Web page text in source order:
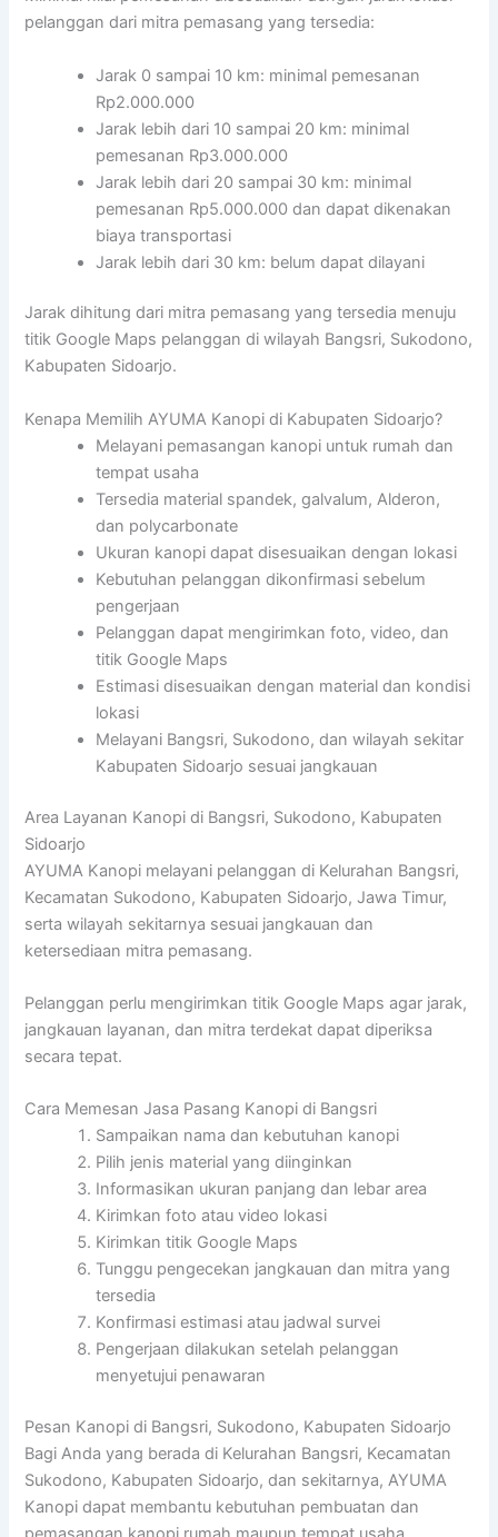
pelanggan dari mitra pemasang yang tersedia:
Jarak 0 sampai 10 km: minimal pemesanan
Rp2.000.000
Jarak lebih dari 10 sampai 20 km: minimal
pemesanan Rp3.000.000
Jarak lebih dari 20 sampai 30 km: minimal
pemesanan Rp5.000.000 dan dapat dikenakan
biaya transportasi
Jarak lebih dari 30 km: belum dapat dilayani
Jarak dihitung dari mitra pemasang yang tersedia menuju
titik Google Maps pelanggan di wilayah Bangsri, Sukodono,
Kabupaten Sidoarjo.
Kenapa Memilih AYUMA Kanopi di Kabupaten Sidoarjo?
Melayani pemasangan kanopi untuk rumah dan
tempat usaha
Tersedia material spandek, galvalum, Alderon,
dan polycarbonate
Ukuran kanopi dapat disesuaikan dengan lokasi
Kebutuhan pelanggan dikonfirmasi sebelum
pengerjaan
Pelanggan dapat mengirimkan foto, video, dan
titik Google Maps
Estimasi disesuaikan dengan material dan kondisi
lokasi
Melayani Bangsri, Sukodono, dan wilayah sekitar
Kabupaten Sidoarjo sesuai jangkauan
Area Layanan Kanopi di Bangsri, Sukodono, Kabupaten
Sidoarjo
AYUMA Kanopi melayani pelanggan di Kelurahan Bangsri,
Kecamatan Sukodono, Kabupaten Sidoarjo, Jawa Timur,
serta wilayah sekitarnya sesuai jangkauan dan
ketersediaan mitra pemasang.
Pelanggan perlu mengirimkan titik Google Maps agar jarak,
jangkauan layanan, dan mitra terdekat dapat diperiksa
secara tepat.
Cara Memesan Jasa Pasang Kanopi di Bangsri
Sampaikan nama dan kebutuhan kanopi
Pilih jenis material yang diinginkan
Informasikan ukuran panjang dan lebar area
Kirimkan foto atau video lokasi
Kirimkan titik Google Maps
Tunggu pengecekan jangkauan dan mitra yang
tersedia
Konfirmasi estimasi atau jadwal survei
Pengerjaan dilakukan setelah pelanggan
menyetujui penawaran
Pesan Kanopi di Bangsri, Sukodono, Kabupaten Sidoarjo
Bagi Anda yang berada di Kelurahan Bangsri, Kecamatan
Sukodono, Kabupaten Sidoarjo, dan sekitarnya, AYUMA
Kanopi dapat membantu kebutuhan pembuatan dan